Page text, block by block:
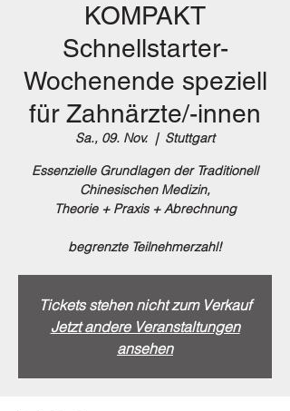
KOMPAKT
Schnellstarter-
Wochenende speziell
für Zahnärzte/-innen
Sa., 09. Nov.
  |
Stuttgart
Essenzielle Grundlagen der Traditionell
Chinesischen Medizin,
Theorie + Praxis + Abrechnung
begrenzte Teilnehmerzahl!
Tickets stehen nicht zum Verkauf
Jetzt andere Veranstaltungen
ansehen